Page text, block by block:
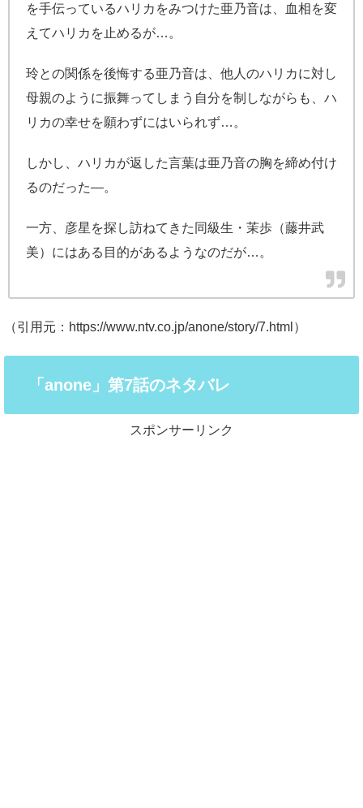
を手伝っているハリカをみつけた亜乃音は、血相を変
えてハリカを止めるが…。
玲との関係を後悔する亜乃音は、他人のハリカに対し
母親のように振舞ってしまう自分を制しながらも、ハ
リカの幸せを願わずにはいられず…。
しかし、ハリカが返した言葉は亜乃音の胸を締め付け
るのだった―。
一方、彦星を探し訪ねてきた同級生・茉歩（藤井武
美）にはある目的があるようなのだが…。
（引用元：https://www.ntv.co.jp/anone/story/7.html）
「anone」第7話のネタバレ
スポンサーリンク